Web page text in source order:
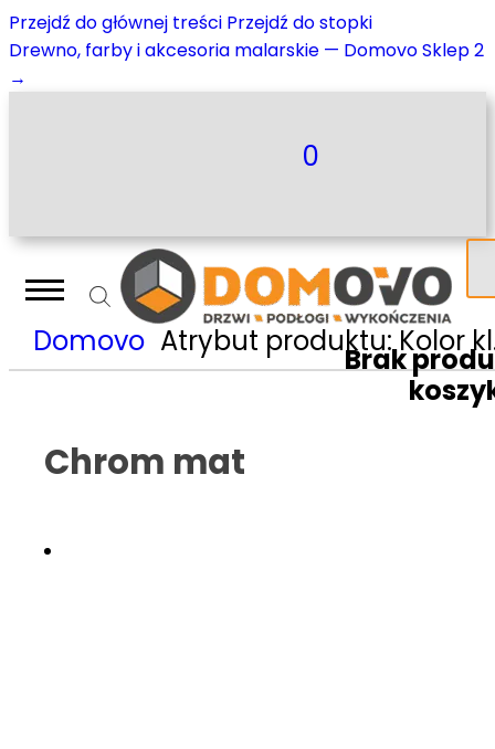
Przejdź do głównej treści Przejdź do stopki
Drewno, farby i akcesoria malarskie — Domovo Sklep 2
→
0
Brak
Domovo Atrybut produktu: Kolor klamki
Chrom mat